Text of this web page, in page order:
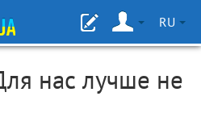
RU
нас лучше не